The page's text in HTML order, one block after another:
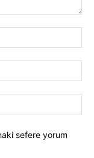
sefere yorum